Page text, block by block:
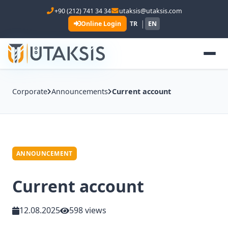
+90 (212) 741 34 34
utaksis@utaksis.com
Online Login
TR | EN
Corporate Announcements Current account
ANNOUNCEMENT
Current account
12.08.2025 598 views